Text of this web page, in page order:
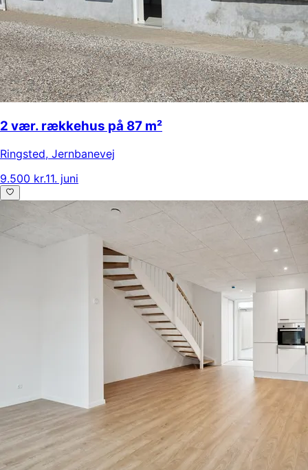
2 vær. rækkehus på 87 m²
Ringsted, Jernbanevej
9.500 kr.11. juni